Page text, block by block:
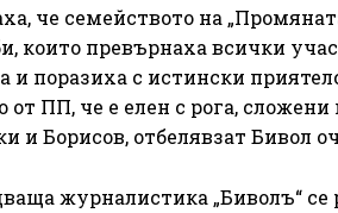
че семейството на
които превърнаха всички
и поразиха с истински
ПП, че е елен с рога,
и Борисов, отбелявзат Бивол
журналистика „Биволъ“